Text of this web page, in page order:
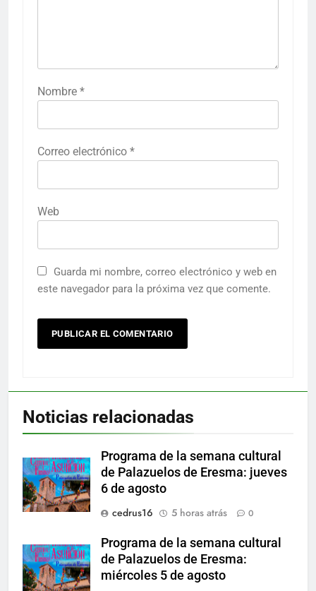
Nombre *
Correo electrónico *
Web
Guarda mi nombre, correo electrónico y web en
este navegador para la próxima vez que comente.
Noticias relacionadas
Programa de la semana cultural
de Palazuelos de Eresma: jueves
6 de agosto
cedrus16
5 horas atrás 0
Programa de la semana cultural
de Palazuelos de Eresma:
miércoles 5 de agosto